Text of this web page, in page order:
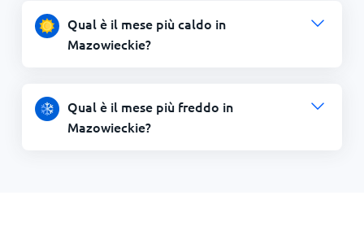
Qual è il mese più caldo in
Mazowieckie?
Qual è il mese più freddo in
Mazowieckie?